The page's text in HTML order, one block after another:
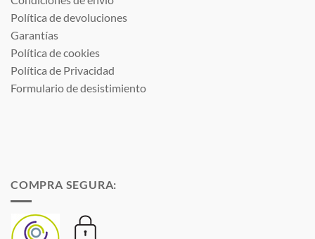
Política de devoluciones
Garantías
Política de cookies
Política de Privacidad
Formulario de desistimiento
COMPRA SEGURA: